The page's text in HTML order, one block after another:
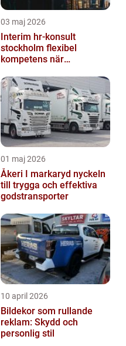
03 maj 2026
Interim hr-konsult
stockholm flexibel
kompetens när
stöd
01 maj 2026
Åkeri I markaryd nyckeln
till trygga och effektiva
godstransporter
10 april 2026
Bildekor som rullande
reklam: Skydd och
personlig stil